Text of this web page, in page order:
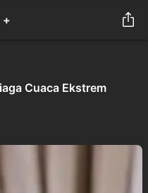
+
Cuaca Ekstrem